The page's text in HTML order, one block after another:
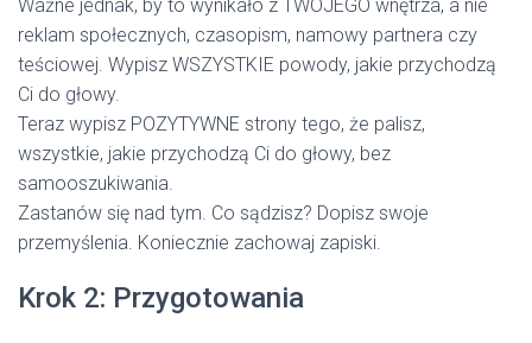
Ważne jednak, by to wynikało z TWOJEGO wnętrza, a nie
reklam społecznych, czasopism, namowy partnera czy
teściowej. Wypisz WSZYSTKIE powody, jakie przychodzą
Ci do głowy.
Teraz wypisz POZYTYWNE strony tego, że palisz,
wszystkie, jakie przychodzą Ci do głowy, bez
samooszukiwania.
Zastanów się nad tym. Co sądzisz? Dopisz swoje
przemyślenia. Koniecznie zachowaj zapiski.
Krok 2: Przygotowania